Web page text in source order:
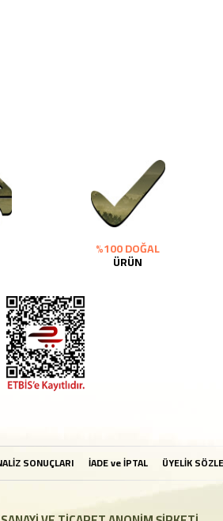
%100 DOĞAL
ÜRÜN
SONUÇLARI İADE ve İPTAL ÜYELİK